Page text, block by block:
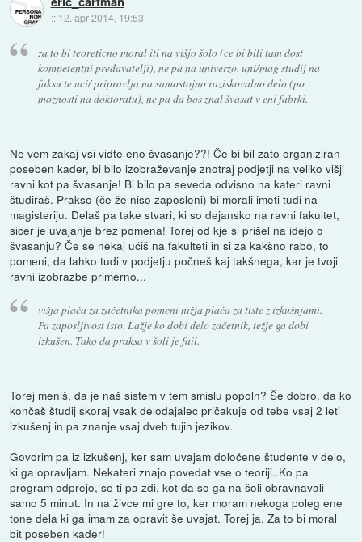
:: 12. apr 2014, 19:53
za to bi teoreticno moral iti na višjo šolo (ce bi bili tam dost
kompetentni predavatelji), ne pa na univerzo. uni/mag studij na
faksu te uci/ pripravlja na samostojno raziskovalno delo (po
moznosti na doktoratu), ne pa da bos znal švasat v eni fabrki.
Ne vem zakaj vsi vidte eno švasanje??! Če bi bil zato organiziran
poseben kader, bi bilo izobraževanje znotraj podjetji na veliko višji
ravni kot pa švasanje! Bi bilo pa seveda odvisno na kateri ravni
študiraš. Prakso (če že niso zaposleni) bi morali imeti tudi na
magisteriju. Delaš pa take stvari, ki so dejansko na ravni fakultet,
sicer je uvajanje brez pomena! Torej od kje si prišel na idejo o
švasanju? Če se nekaj učiš na fakulteti in si za kakšno rabo, to
pomeni, da lahko tudi v podjetju počneš kaj takšnega, kar je tvoji
ravni izobrazbe primerno...
višja plača za začetnika pomeni nižja plača za tiste z izkušnjami.
Pa zaposljivost isto. Lažje ko dobi delo začetnik, težje ga dobi
izkušen. Tako da praksa v šoli je fail.
Torej meniš, da je naš sistem v tem smislu popoln? Še dobro, da ko
končaš študij skoraj vsak delodajalec pričakuje od tebe vsaj 2 leti
izkušenj in pa znanje vsaj dveh tujih jezikov.
Govorim pa iz izkušenj, ker sam uvajam določene študente v delo,
ki ga opravljam. Nekateri znajo povedat vse o teoriji..Ko pa
program odprejo, se ti pa zdi, kot da so ga na šoli obravnavali
samo 5 minut. In na živce mi gre to, ker moram nekoga poleg ene
tone dela ki ga imam za opravit še uvajat. Torej ja. Za to bi moral
bit poseben kader!